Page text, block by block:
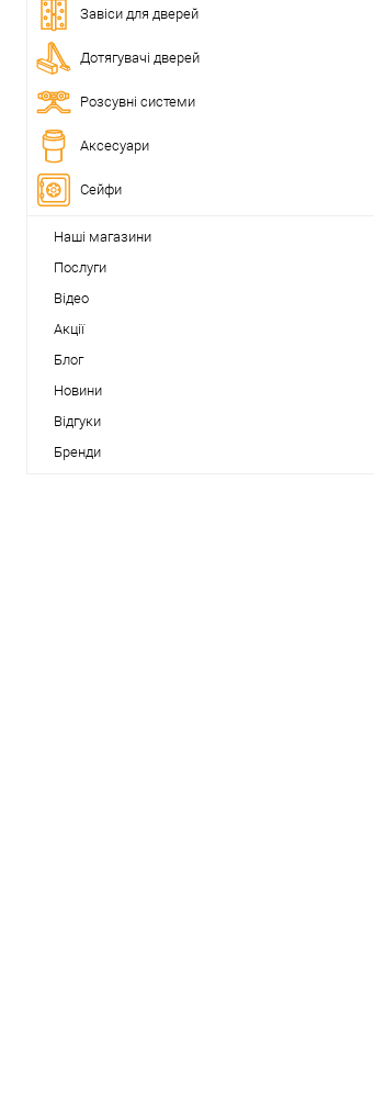
Завіси для дверей
Дотягувачі дверей
Розсувні системи
Аксесуари
Сейфи
Наші магазини
Послуги
Відео
Акції
Блог
Новини
Відгуки
Бренди